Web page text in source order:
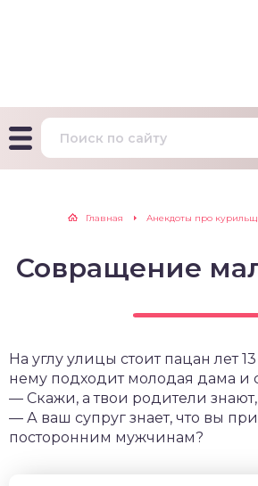
Главная Анекдоты про
Совращение
На углу улицы стоит пацан лет
нему подходит молодая дама и
— Скажи, а твои родители
— А ваш супруг знает, что вы
посторонним мужчинам?
на определение типа
поведения
зависимости
курильщика –
расчет